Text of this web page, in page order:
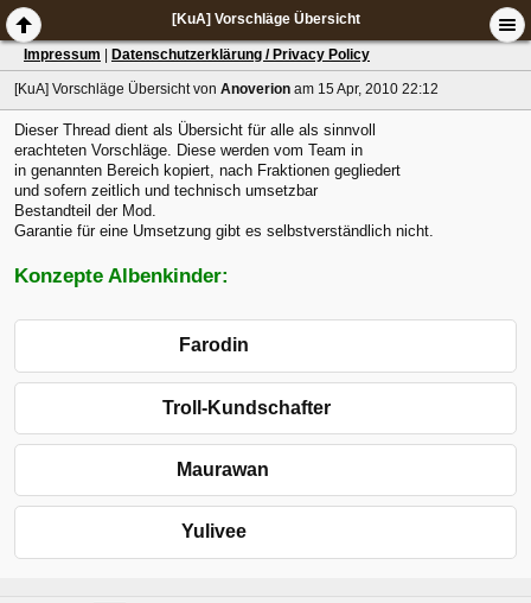
[KuA] Vorschläge Übersicht
Impressum Datenschutzerklärung / Privacy Policy
[KuA] Vorschläge Übersichtvon Anoverion am 15 Apr, 2010 22:12
Dieser Thread dient als Übersicht für alle als sinnvoll
erachteten Vorschläge. Diese werden vom Team in
in genannten Bereich kopiert, nach Fraktionen gegliedert
und sofern zeitlich und technisch umsetzbar
Bestandteil der Mod.
Garantie für eine Umsetzung gibt es selbstverständlich nicht.
Konzepte Albenkinder:
Farodin
Troll-Kundschafter
Maurawan
Yulivee